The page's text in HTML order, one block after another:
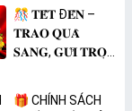
🎊 𝐓𝐄̂́𝐓 Đ𝐄̂́𝐍 –
𝐓𝐑𝐀𝐎 𝐐𝐔𝐀̀
𝐒𝐀𝐍𝐆, 𝐆𝐔̛̉𝐈 𝐓𝐑𝐎̣𝐍
🎁 CHÍNH SÁCH